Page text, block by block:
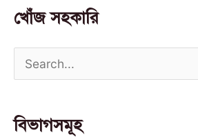
খোঁজ সহকারি
a
বিভাগসমূহ